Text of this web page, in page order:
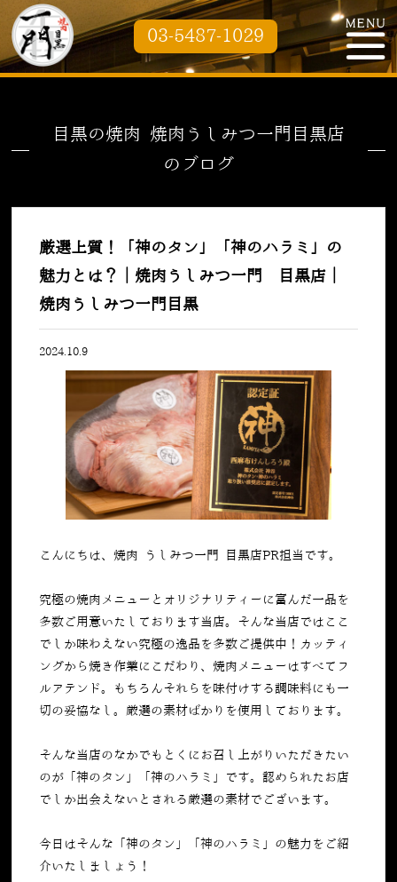
03-5487-1029
目黒の焼肉 焼肉うしみつ一門目黒店
のブログ
厳選上質！「神のタン」「神のハラミ」の
魅力とは？｜焼肉うしみつ一門 目黒店｜
焼肉うしみつ一門目黒
2024.10.9
こんにちは、焼肉 うしみつ一門 目黒店PR担当です。
究極の焼肉メニューとオリジナリティーに富んだ一品を
多数ご用意いたしております当店。そんな当店ではここ
でしか味わえない究極の逸品を多数ご提供中！カッティ
ングから焼き作業にこだわり、焼肉メニューはすべてフ
ルアテンド。もちろんそれらを味付けする調味料にも一
切の妥協なし。厳選の素材ばかりを使用しております。
そんな当店のなかでもとくにお召し上がりいただきたい
のが「神のタン」「神のハラミ」です。認められたお店
でしか出会えないとされる厳選の素材でございます。
今日はそんな「神のタン」「神のハラミ」の魅力をご紹
介いたしましょう！